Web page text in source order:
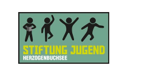
content